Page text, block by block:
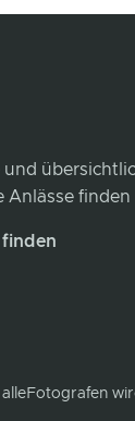
Anlässe
alleFotografen